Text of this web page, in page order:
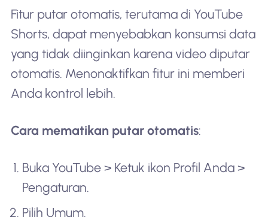
Fitur putar otomatis, terutama di YouTube
Shorts, dapat menyebabkan konsumsi data
yang tidak diinginkan karena video diputar
otomatis. Menonaktifkan fitur ini memberi
Anda kontrol lebih.
Cara mematikan putar otomatis:
Buka YouTube > Ketuk ikon Profil Anda >
Pengaturan.
Pilih Umum.